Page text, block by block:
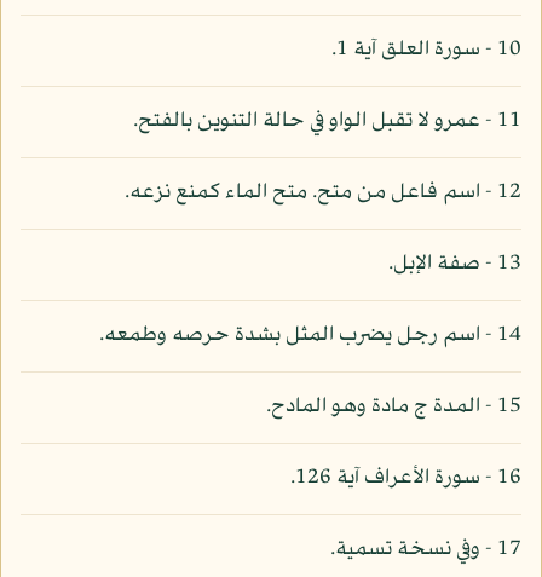
10 - سورة العلق آية 1.
11 - عمرو لا تقبل الواو في حالة التنوين بالفتح.
12 - اسم فاعل من متح. متح الماء كمنع نزعه.
13 - صفة الإبل.
14 - اسم رجل يضرب المثل بشدة حرصه وطمعه.
15 - المدة ج مادة وهو المادح.
16 - سورة الأعراف آية 126.
17 - وفي نسخة تسمية.